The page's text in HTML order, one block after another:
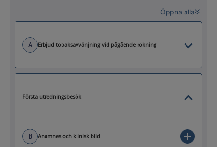
Öppna alla
A Erbjud tobaksavvänjning vid pågående rökning
Första utredningsbesök
B Anamnes och klinisk bild